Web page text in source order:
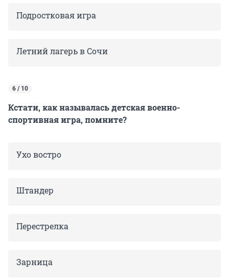
Подростковая игра
Летний лагерь в Сочи
6 / 10
Кстати, как называлась детская военно-
спортивная игра, помните?
Ухо востро
Штандер
Перестрелка
Зарница